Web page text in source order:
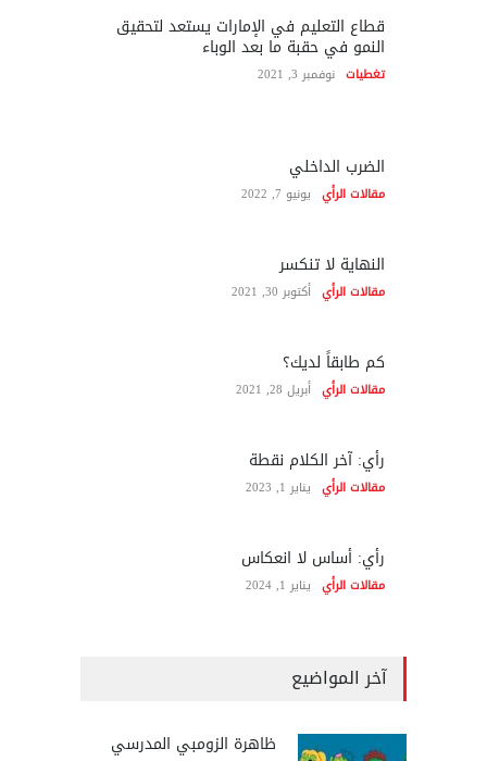
قطاع التعليم في الإمارات يستعد لتحقيق
النمو في حقبة ما بعد الوباء
تغطيات نوفمبر 3, 2021
الضرب الداخلي
مقالات الرأي يونيو 7, 2022
النهاية لا تنكسر
مقالات الرأي أكتوبر 30, 2021
كم طابقاً لديك؟
مقالات الرأي أبريل 28, 2021
رأي: آخر الكلام نقطة
مقالات الرأي يناير 1, 2023
رأي: أساس لا انعكاس
مقالات الرأي يناير 1, 2024
آخر المواضيع
ظاهرة الزومبي المدرسي